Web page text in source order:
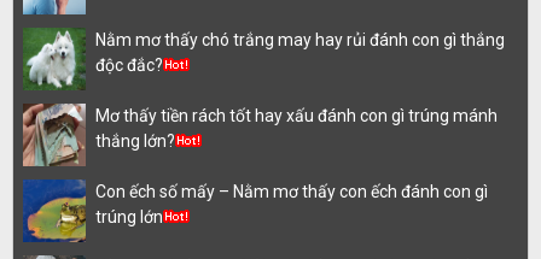
Nằm mơ thấy chó trắng may hay rủi đánh con gì thắng
độc đắc?
Mơ thấy tiền rách tốt hay xấu đánh con gì trúng mánh
thắng lớn?
Con ếch số mấy – Nằm mơ thấy con ếch đánh con gì
trúng lớn